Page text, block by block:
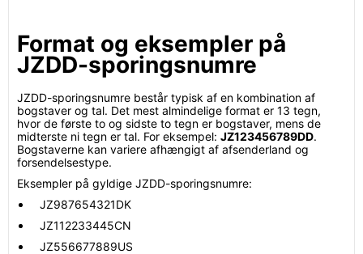
Format og eksempler på
JZDD-sporingsnumre
JZDD-sporingsnumre består typisk af en kombination af
bogstaver og tal. Det mest almindelige format er 13 tegn,
hvor de første to og sidste to tegn er bogstaver, mens de
midterste ni tegn er tal. For eksempel: JZ123456789DD.
Bogstaverne kan variere afhængigt af afsenderland og
forsendelsestype.
Eksempler på gyldige JZDD-sporingsnumre:
JZ987654321DK
JZ112233445CN
JZ556677889US